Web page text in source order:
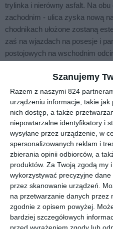
Szanujemy
Razem z naszymi 824
urządzeniu informacje, takie
nich dostęp, a także
niepowtarzalne identyfikatory i
wysyłane przez urządzenie, w
spersonalizowanych reklam i
zbierania opinii odbiorców, a
produktów. Za Twoją zgodą my
wykorzystywać precyzyjne
przez skanowanie urządzeń.
na przetwarzanie danych przez
zgodnie z opisem powyżej.
bardziej szczegółowych
przed wyrażeniem zgody lub
trylinka i nierówny asfalt. Na
zachodnim - ulica zyska nową
chodnikach ułożone zostaną
zaś na wjazdach na posesje i
postojowych na wschodnim
Doryckiej, a całość zmian
Kup bilet
Zlot
Detektory
styczny
18 września 2026
Janek
Traczyk